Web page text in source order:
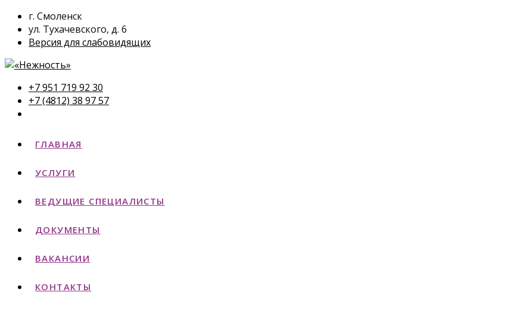
г. Смоленск
ул. Тухачевского, д. 6
Версия для слабовидящих
+7 951 719 92 30
+7 (4812) 38 97 57
ГЛАВНАЯ
УСЛУГИ
ВЕДУЩИЕ СПЕЦИАЛИСТЫ
ДОКУМЕНТЫ
ВАКАНСИИ
КОНТАКТЫ